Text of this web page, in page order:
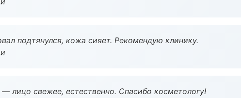
подтянулся, кожа сияет. Рекомендую клинику.
лицо свежее, естественно. Спасибо косметологу!